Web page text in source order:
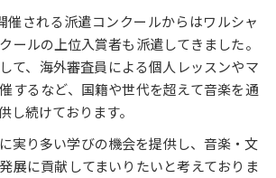
催される派遣コンクールからはワルシャ
ールの上位入賞者も派遣してきました。
て、海外審査員による個人レッスンやマ
するなど、国籍や世代を超えて音楽を通
し続けております。
実り多い学びの機会を提供し、音楽・文
展に貢献してまいりたいと考えておりま